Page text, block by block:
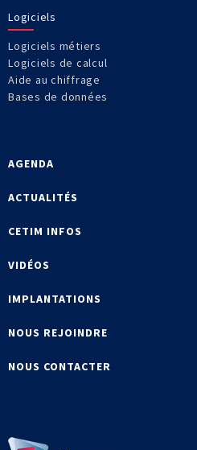
Logiciels
Logiciels métiers
Logiciels de calcul
Aide au chiffrage
Bases de données
AGENDA
ACTUALITÉS
CETIM INFOS
VIDÉOS
IMPLANTATIONS
NOUS REJOINDRE
NOUS CONTACTER